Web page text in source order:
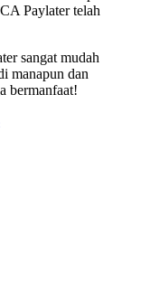
Paylater telah
sangat mudah
manapun dan
bermanfaat!